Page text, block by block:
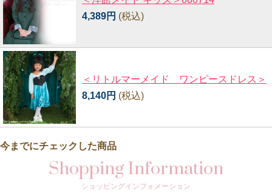
4,389円 (税込)
＜リトルマーメイド ワンピースドレス＞
8,140円 (税込)
今までにチェックした商品
Shopping Information
ショッピングインフォメーション